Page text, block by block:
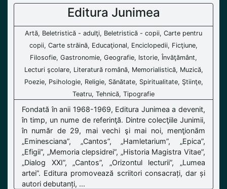
Editura Junimea
Artă, Beletristică - adulţi, Beletristică - copii, Carte pentru
copii, Carte străină, Educaţional, Enciclopedii, Ficţiune,
Filosofie, Gastronomie, Geografie, Istorie, Învăţământ,
Lecturi şcolare, Literatură română, Memorialistică, Muzică,
Poezie, Psihologie, Religie, Sănătate, Spiritualitate, Ştiinţe,
Teatru, Tehnică, Tipografie
Fondată în anii 1968-1969, Editura Junimea a devenit,
în timp, un nume de referinţă. Dintre colecţiile Junimii,
în număr de 29, mai vechi şi mai noi, menţionăm
„Eminesciana”, „Cantos”, „Hamletarium”, „Epica”,
„Efigii”, „Memoria clepsidrei”, „Historia Magistra Vitae”,
„Dialog XXI”, „Cantos”, „Orizontul lecturii”, „Lumea
artei”. Editura promovează scriitori consacrați, dar și
autori debutanți, ...